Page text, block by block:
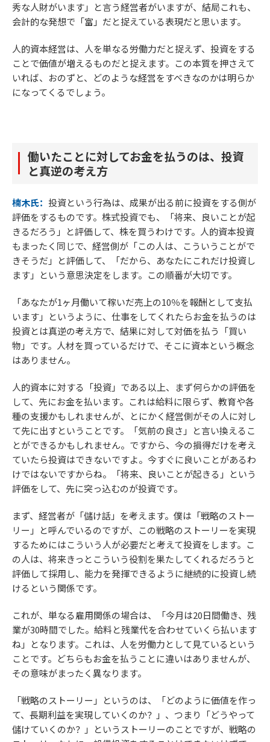
秀な人財がいます」と言う経営者がいますが、結局これも、
会計的な発想で「富」だと捉えている表現だと思います。
人的資本経営は、人を単なる労働力だと捉えず、投資をする
ことで価値が増えるものだと捉えます。この本質を押さえて
いれば、おのずと、どのような経営をすべきなのかは明らか
になってくるでしょう。
働いたことに対してお金を払うのは、投資
と真逆の考え方
楠木氏： 投資という行為は、成果が出る前に投資をする側が
評価をするものです。株式投資でも、「将来、良いことが起
きるだろう」と評価して、株を買うわけです。人的資本投資
もまったく同じで、経営側が「この人は、こういうことがで
きそうだ」と評価して、「だから、あなたにこれだけ投資し
ます」という意思決定をします。この順番が大切です。
「あなたが1ヶ月働いて稼いだ売上の10％を報酬として支払
います」というように、仕事をしてくれたらお金を払うのは
投資とは真逆の考え方で、結果に対して対価を払う「買い
物」です。人材を買っているだけで、そこに資本という概念
はありません。
人的資本に対する「投資」である以上、まず何らかの評価を
して、先にお金を払います。これは給料に限らず、教育や各
種の支援かもしれませんが、とにかく経営側がその人に対し
て先に出すということです。「気前の良さ」と言い換えるこ
とができるかもしれません。ですから、今の損得だけを考え
ていたら投資はできないですよ。今すぐに良いことがあるわ
けではないですからね。「将来、良いことが起きる」という
評価をして、先に突っ込むのが投資です。
まず、経営者が「儲け話」を考えます。僕は「戦略のストー
リー」と呼んでいるのですが、この戦略のストーリーを実現
するためにはこういう人が必要だと考えて投資をします。こ
の人は、将来きっとこういう役割を果たしてくれるだろうと
評価して採用し、能力を発揮できるように継続的に投資し続
けるという関係です。
これが、単なる雇用関係の場合は、「今月は20日間働き、残
業が30時間でした。給料と残業代を合わせていくら払います
ね」となります。これは、人を労働力として見ているという
ことです。どちらもお金を払うことに違いはありませんが、
その意味がまったく異なります。
「戦略のストーリー」というのは、「どのように価値を作っ
て、長期利益を実現していくのか？」、つまり「どうやって
儲けていくのか？」というストーリーのことですが、戦略の